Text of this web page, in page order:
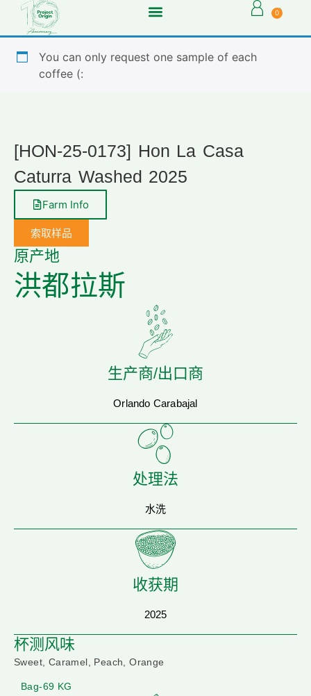
0
You can only request one sample of each
coffee (:
[HON-25-0173] Hon La Casa
Caturra Washed 2025
Farm Info
索取样品
原产地
洪都拉斯
生产商/出口商
Orlando Carabajal
处理法
水洗
收获期
2025
杯测风味
Sweet, Caramel, Peach, Orange
Bag-69 KG